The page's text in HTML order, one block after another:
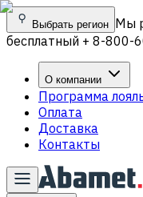
Выбрать регион Мы
бесплатный + 8-800-
О компании
Программа
Оплата
Доставка
Контакты